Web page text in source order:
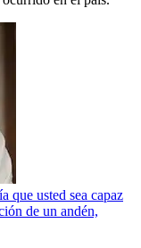
que usted sea capaz
de un andén,